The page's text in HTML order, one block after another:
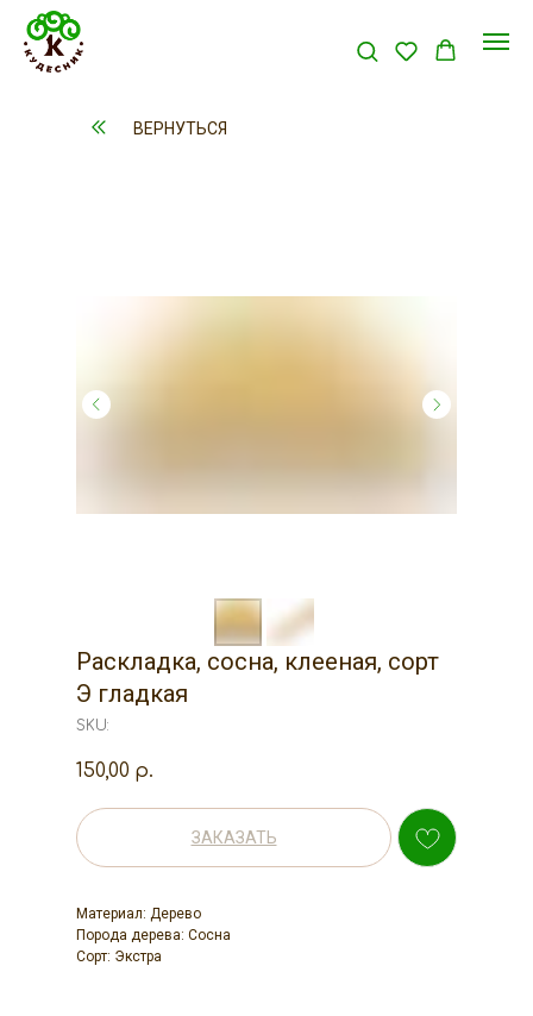
ВЕРНУТЬСЯ
Раскладка, сосна, клееная, сорт
Э гладкая
SKU:
150,00 р.
ЗАКАЗАТЬ
Материал: Дерево
Порода дерева: Сосна
Сорт: Экстра